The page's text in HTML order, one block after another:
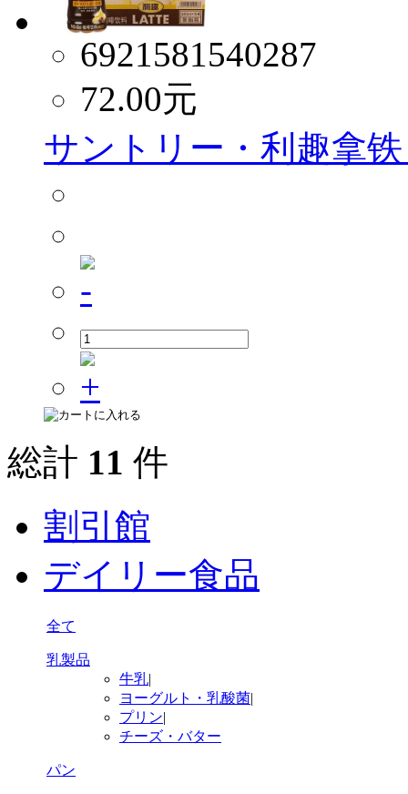
6921581540287
72.00元
サントリー・利趣拿
総計 11 件
割引館
デイリー食品
全て
乳製品
牛乳|
ヨーグルト・乳酸菌|
プリン|
チーズ・バター
パン